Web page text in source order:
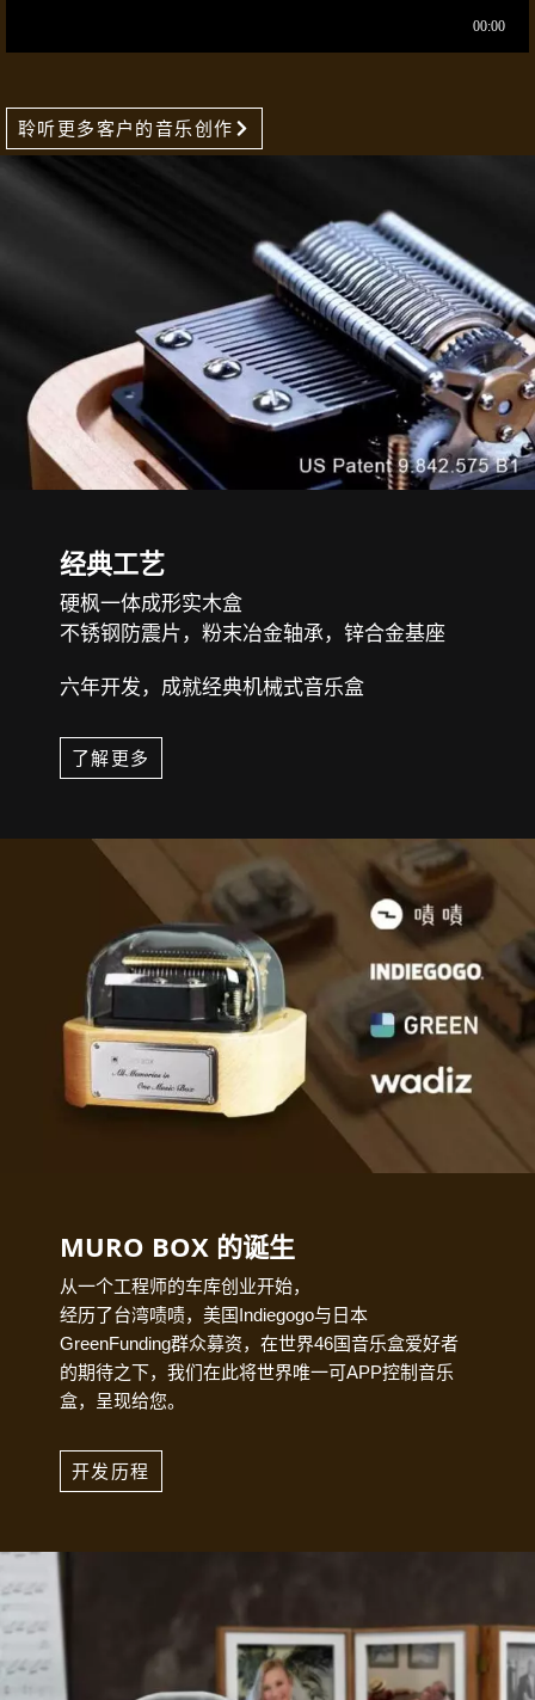
聆听更多客户的音乐创作
经典工艺
硬枫一体成形实木盒
不锈钢防震片，粉末冶金轴承，锌合金基座
六年开发，成就经典机械式音乐盒
了解更多
MURO BOX 的诞生
从一个工程师的车库创业开始，
经历了台湾啧啧，美国Indiegogo与日本
GreenFunding群众募资，在世界46国音乐盒爱好者
的期待之下，我们在此将世界唯一可APP控制音乐
盒，呈现给您。
开发历程